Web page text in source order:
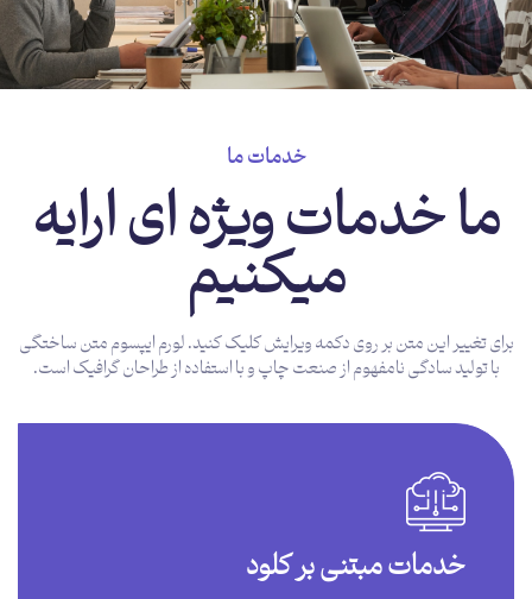
خدمات ما
ما خدمات ویژه ای ارایه
میکنیم
برای تغییر این متن بر روی دکمه ویرایش کلیک کنید. لورم ایپسوم متن ساختگی
با تولید سادگی نامفهوم از صنعت چاپ و با استفاده از طراحان گرافیک است.
خدمات مبتنی بر کلود